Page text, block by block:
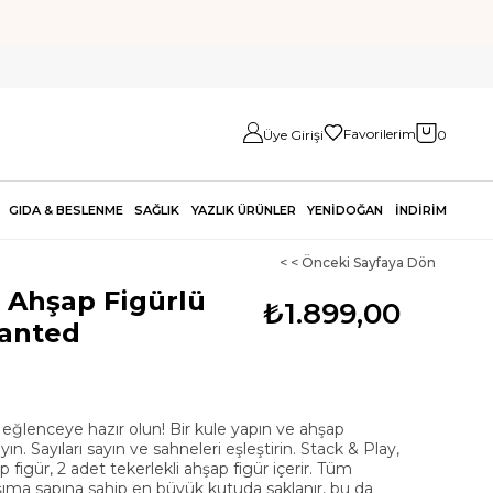
Üye Girişi Favorilerim 0
GIDA & BESLENME SAĞLIK YAZLIK ÜRÜNLER YENİDOĞAN İNDİRİM
< < Önceki Sayfaya Dön
₺1.899,00
Ahşap Figürlü
hazır olun! Bir kule yapın ve ahşap
Sayıları sayın ve sahneleri eşleştirin. Stack & Play,
figür, 2 adet tekerlekli ahşap figür içerir. Tüm
sapına sahip en büyük kutuda saklanır, bu da